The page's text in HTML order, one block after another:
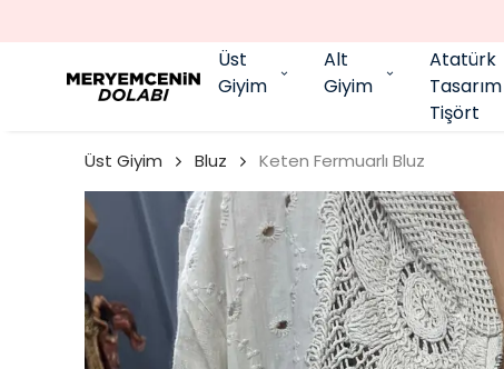
Üst
Giyim
Alt
Giyim
Atatürk
Tasarım
Tişört
Üst Giyim Bluz Keten Fermuarlı Bluz